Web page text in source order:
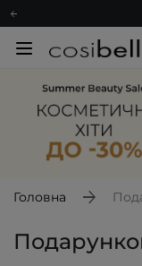
Головна